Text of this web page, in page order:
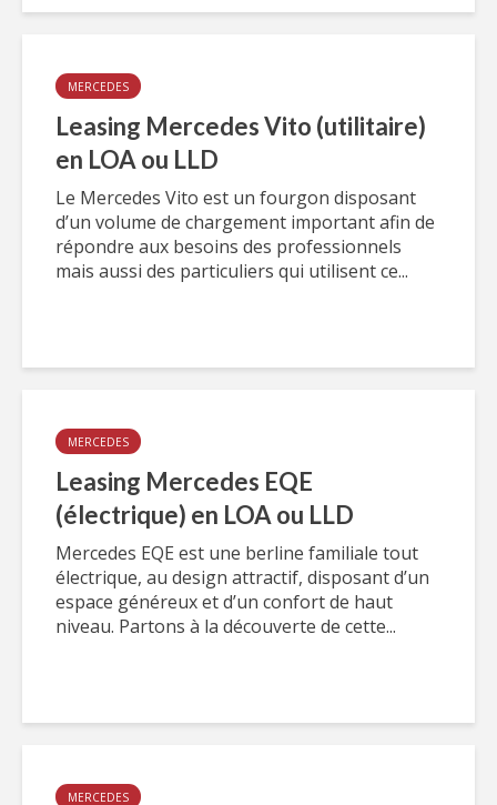
MERCEDES
Leasing Mercedes Vito (utilitaire)
en LOA ou LLD
Le Mercedes Vito est un fourgon disposant
d’un volume de chargement important afin de
répondre aux besoins des professionnels
mais aussi des particuliers qui utilisent ce...
MERCEDES
Leasing Mercedes EQE
(électrique) en LOA ou LLD
Mercedes EQE est une berline familiale tout
électrique, au design attractif, disposant d’un
espace généreux et d’un confort de haut
niveau. Partons à la découverte de cette...
MERCEDES